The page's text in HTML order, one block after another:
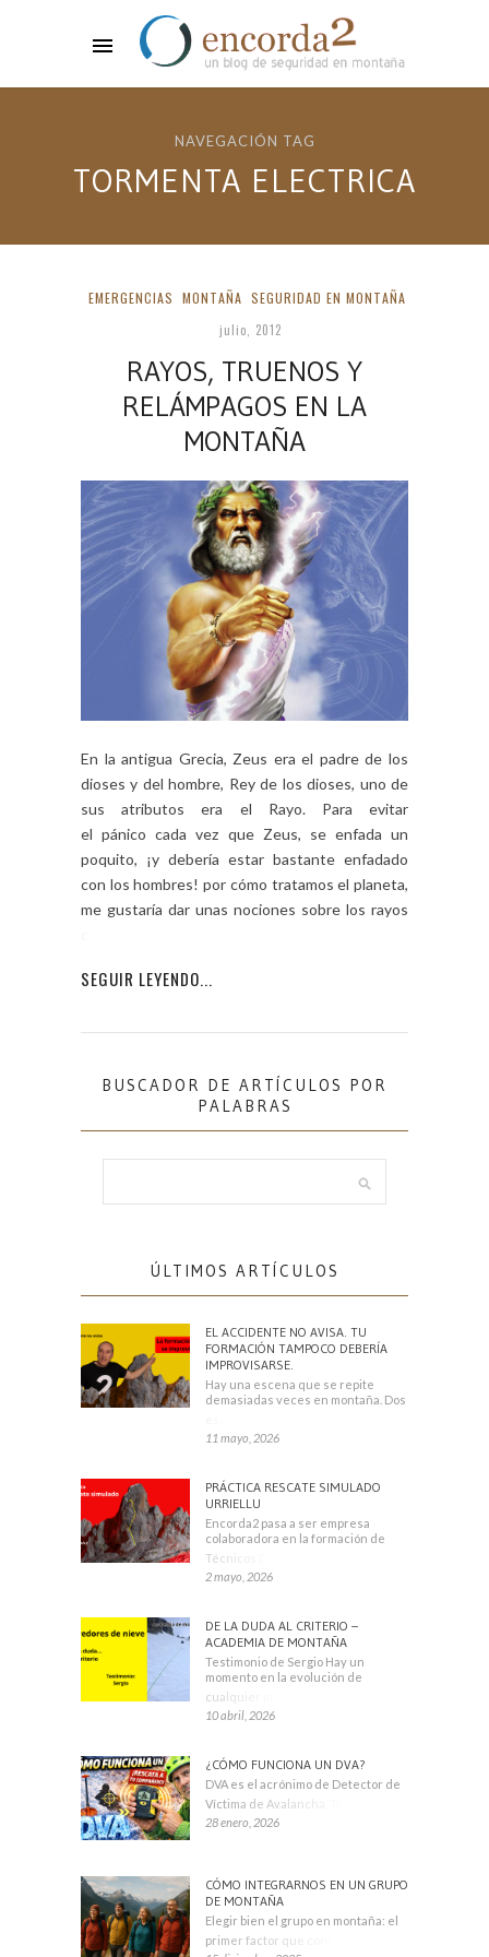
NAVEGACIÓN TAG
TORMENTA ELECTRICA
EMERGENCIAS MONTAÑA SEGURIDAD EN MONTAÑA
julio, 2012
RAYOS, TRUENOS Y
RELÁMPAGOS EN LA
MONTAÑA
En la antigua Grecia, Zeus era el padre de los
dioses y del hombre, Rey de los dioses, uno de
sus atributos era el Rayo. Para evitar
el pánico cada vez que Zeus, se enfada un
poquito, ¡y debería estar bastante enfadado
con los hombres! por cómo tratamos el planeta,
me gustaría dar unas nociones sobre los rayos
SEGUIR LEYENDO...
BUSCADOR DE ARTÍCULOS POR
PALABRAS
ÚLTIMOS ARTÍCULOS
EL ACCIDENTE NO AVISA. TU
FORMACIÓN TAMPOCO DEBERÍA
IMPROVISARSE.
Hay una escena que se repite
demasiadas veces en montaña. Dos
11 mayo, 2026
PRÁCTICA RESCATE SIMULADO
URRIELLU
Encorda2 pasa a ser empresa
colaboradora en la formación de
Técnicos Deportivos
2 mayo, 2026
DE LA DUDA AL CRITERIO –
ACADEMIA DE MONTAÑA
Testimonio de Sergio Hay un
momento en la evolución de
cualquier montañero
10 abril, 2026
¿CÓMO FUNCIONA UN DVA?
DVA es el acrónimo de Detector de
Víctima de Avalancha. También se
28 enero, 2026
CÓMO INTEGRARNOS EN UN GRUPO
DE MONTAÑA
Elegir bien el grupo en montaña: el
primer factor que condiciona tu